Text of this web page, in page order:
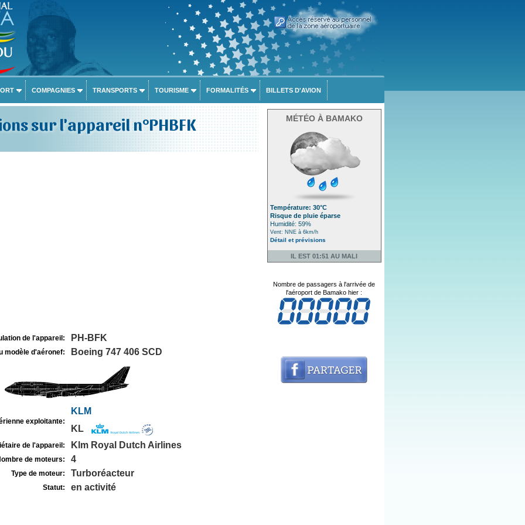
COMPAGNIES TRANSPORTS TOURISME FORMALITÉS BILLETS D'AVION
sur l'appareil n°PHBFK
de l'appareil: PH-BFK
modèle d'aéronef: Boeing 747 406 SCD
exploitante:
KLM
KL
de l'appareil: Klm Royal Dutch Airlines
de moteurs: 4
Type de moteur: Turboréacteur
Statut: en activité
MÉTÉO À BAMAKO
Température: 30°C
Risque de pluie éparse
Humidité: 59%
Vent: NNE à 6km/h
Détail et prévisions
IL EST 01:51 AU MALI
Nombre de passagers à l'arrivée de
l'aéroport de Bamako hier :